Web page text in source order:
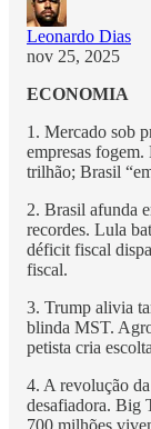
Leonardo Dias
nov 25, 2025
ECONOMIA
1. Mercado sob
empresas
trilhão; Brasil
2. Brasil afunda
recordes. Lula
déficit fiscal
fiscal.
3. Trump alivia
blinda MST.
petista cria
4. A revolução
desafiadora. Big